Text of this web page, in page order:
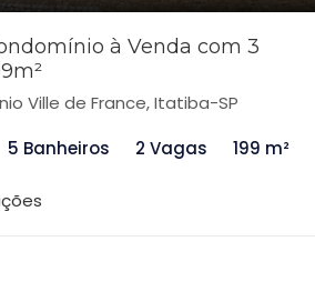
à Venda com 3
Ville de France, Itatiba-SP
5 Banheiros 2 Vagas 199 m²